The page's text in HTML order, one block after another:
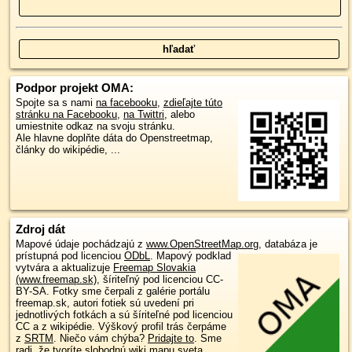
Podpor projekt OMA:
Spojte sa s nami na facebooku, zdieľajte túto
stránku na Facebooku, na Twittri, alebo
umiestnite odkaz na svoju stránku.
Ale hlavne doplňte dáta do Openstreetmap,
články do wikipédie, ...
Zdroj dát
Mapové údaje pochádzajú z www.OpenStreetMap.org, databáza je
prístupná pod licenciou ODbL. Mapový podklad
vytvára a aktualizuje Freemap Slovakia
(www.freemap.sk), šíriteľný pod licenciou CC-
BY-SA. Fotky sme čerpali z galérie portálu
freemap.sk, autori fotiek sú uvedení pri
jednotlivých fotkách a sú šíriteľné pod licenciou
CC a z wikipédie. Výškový profil trás čerpáme
z SRTM . Niečo vám chýba? Pridajte to. Sme